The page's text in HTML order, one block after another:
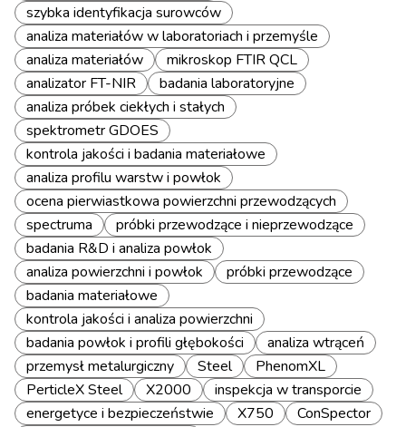
szybka identyfikacja surowców
analiza materiałów w laboratoriach i przemyśle
analiza materiałów
mikroskop FTIR QCL
analizator FT-NIR
badania laboratoryjne
analiza próbek ciekłych i stałych
spektrometr GDOES
kontrola jakości i badania materiałowe
analiza profilu warstw i powłok
ocena pierwiastkowa powierzchni przewodzących
spectruma
próbki przewodzące i nieprzewodzące
badania R&D i analiza powłok
analiza powierzchni i powłok
próbki przewodzące
badania materiałowe
kontrola jakości i analiza powierzchni
badania powłok i profili głębokości
analiza wtrąceń
przemysł metalurgiczny
Steel
PhenomXL
PerticleX Steel
X2000
inspekcja w transporcie
energetyce i bezpieczeństwie
X750
ConSpector